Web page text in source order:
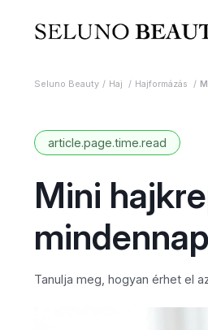
Seluno Beauty Haj Hajformázás
article.page.time.read
Mini
Tanulja meg, hogyan érhet el